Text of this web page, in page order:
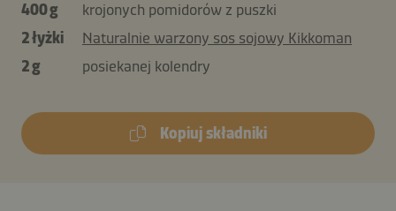
400 g
krojonych pomidorów z puszki
2 łyżki
Naturalnie warzony sos sojowy Kikkoman
2 g
posiekanej kolendry
Kopiuj składniki